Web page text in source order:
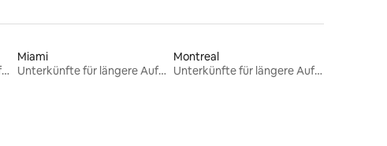
Unterkünfte für längere Aufenthalte
Miami
Unterkünfte für längere Aufenthalte
Montreal
Unterkünfte für längere Aufenthalte